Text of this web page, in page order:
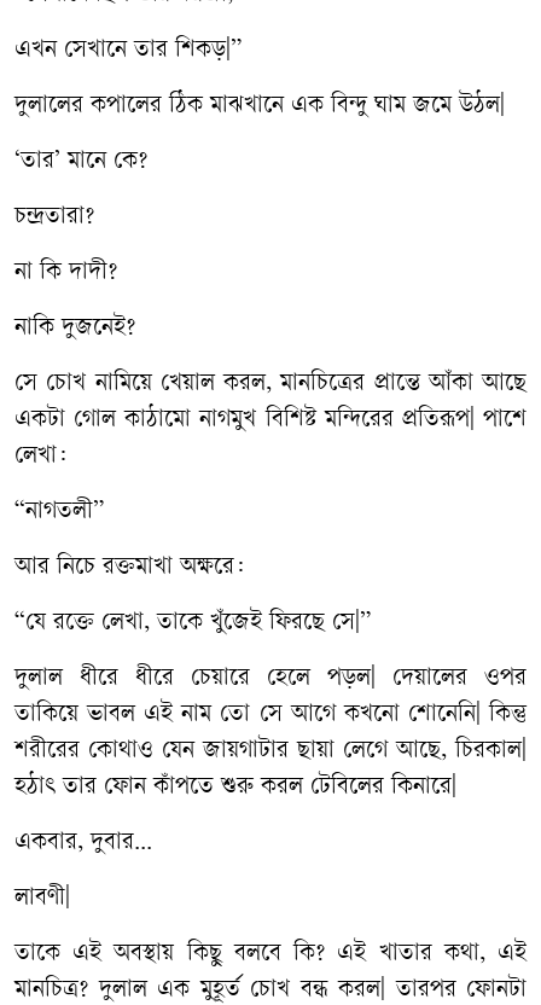
এখন সেখানে তার শিকড়|”
দুলালের কপালের ঠিক মাঝখানে এক বিন্দু ঘাম জমে উঠল|
‘তার’ মানে কে?
চন্দ্রতারা?
না কি দাদী?
নাকি দুজনেই?
সে চোখ নামিয়ে খেয়াল করল, মানচিত্রের প্রান্তে আঁকা আছে
একটা গোল কাঠামো নাগমুখ বিশিষ্ট মন্দিরের প্রতিরূপ| পাশে
লেখা:
“নাগতলী”
আর নিচে রক্তমাখা অক্ষরে:
“যে রক্তে লেখা, তাকে খুঁজেই ফিরছে সে|”
দুলাল ধীরে ধীরে চেয়ারে হেলে পড়ল| দেয়ালের ওপর
তাকিয়ে ভাবল এই নাম তো সে আগে কখনো শোনেনি| কিন্তু
শরীরের কোথাও যেন জায়গাটার ছায়া লেগে আছে, চিরকাল|
হঠাৎ তার ফোন কাঁপতে শুরু করল টেবিলের কিনারে|
একবার, দুবার...
লাবণী|
তাকে এই অবস্থায় কিছু বলবে কি? এই খাতার কথা, এই
মানচিত্র? দুলাল এক মুহূর্ত চোখ বন্ধ করল| তারপর ফোনটা